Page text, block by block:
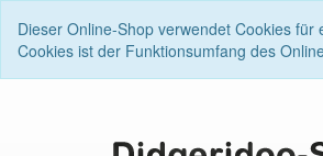
Dieser Online-Shop verwendet Cookies
Cookies ist der Funktionsumfang des